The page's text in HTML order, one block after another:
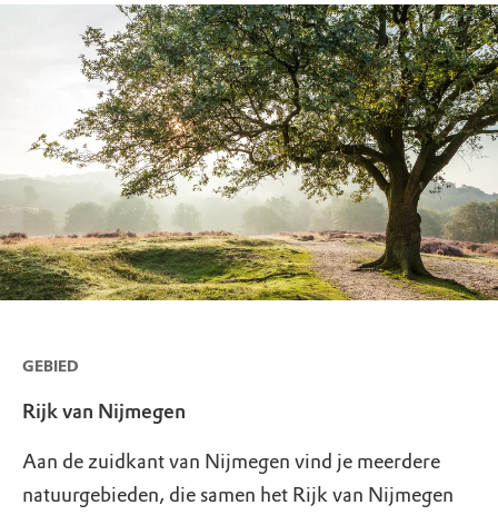
GEBIED
Rijk van Nijmegen
Aan de zuidkant van Nijmegen vind je meerdere
natuurgebieden, die samen het Rijk van Nijmegen